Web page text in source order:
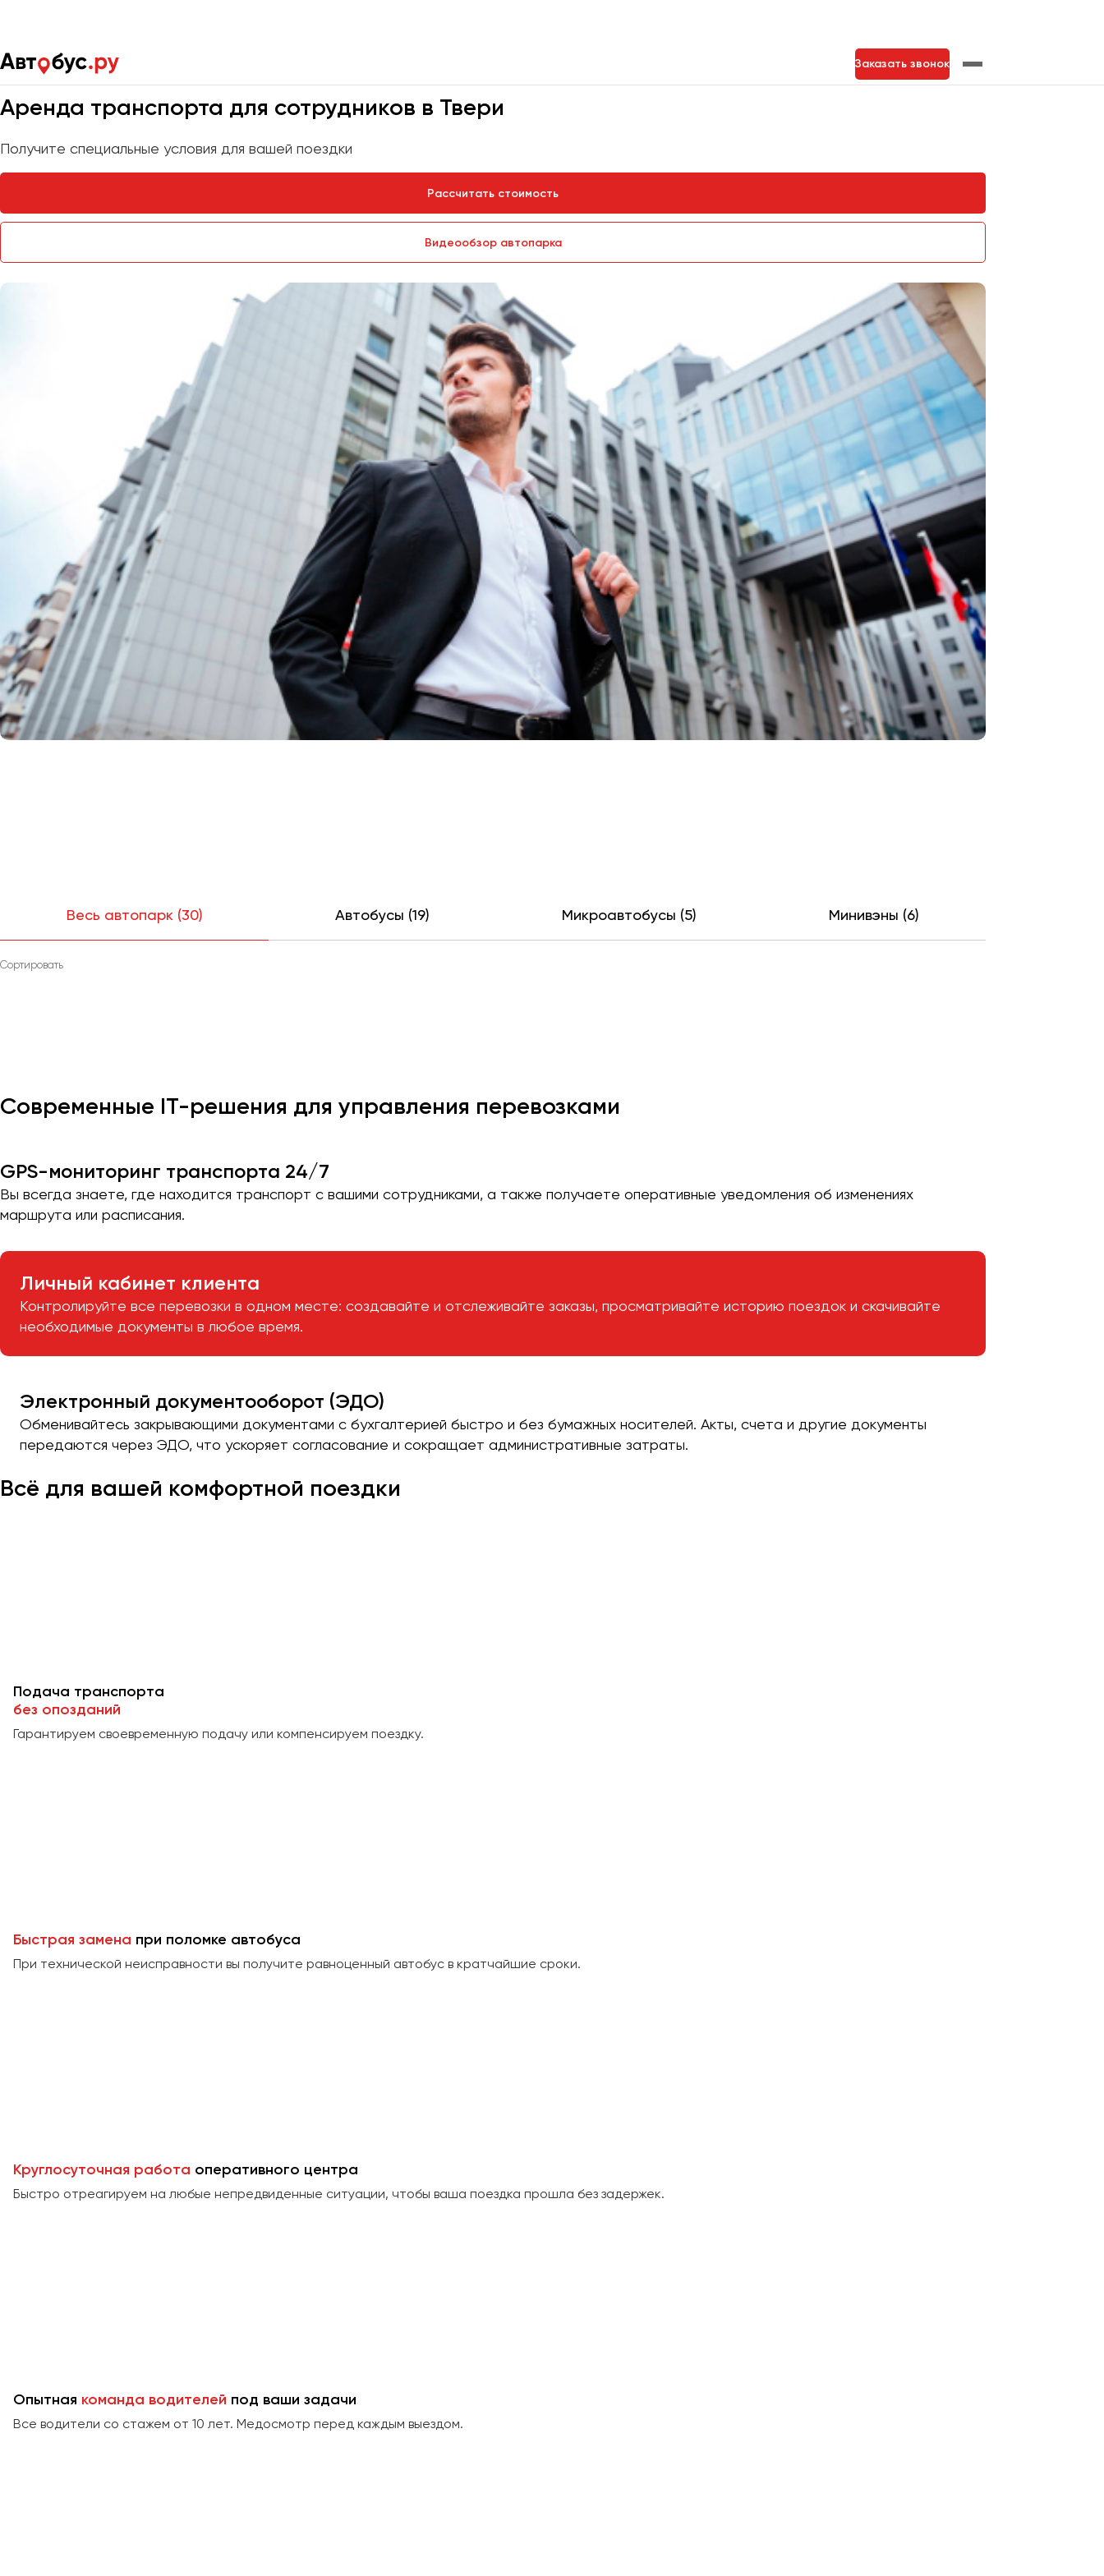
Заказать звонок
Главная Услуги Доставка сотрудников
Мы на связи 24/7
Аренда транспорта для сотрудников в Твери
Получите специальные условия для вашей поездки
Рассчитать стоимость
Видеообзор автопарка
Весь автопарк (30) Автобусы (19) Микроавтобусы (5) Минивэны (6)
Современные IT-решения для управления перевозками
GPS-мониторинг транспорта 24/7
Вы всегда знаете, где находится транспорт с вашими сотрудниками, а также получаете оперативные уведомления об изменениях
маршрута или расписания.
Личный кабинет клиента
Контролируйте все перевозки в одном месте: создавайте и отслеживайте заказы, просматривайте историю поездок и скачивайте
необходимые документы в любое время.
Электронный документооборот (ЭДО)
Обменивайтесь закрывающими документами с бухгалтерией быстро и без бумажных носителей. Акты, счета и другие документы
передаются через ЭДО, что ускоряет согласование и сокращает административные затраты.
Всё для вашей комфортной поездки
Подача транспорта
без опозданий
Гарантируем своевременную подачу или компенсируем поездку.
Быстрая замена при поломке автобуса
При технической неисправности вы получите равноценный автобус в кратчайшие сроки.
Круглосуточная работа оперативного центра
Быстро отреагируем на любые непредвиденные ситуации, чтобы ваша поездка прошла без задержек.
Опытная команда водителей под ваши задачи
Все водители со стажем от 10 лет. Медосмотр перед каждым выездом.